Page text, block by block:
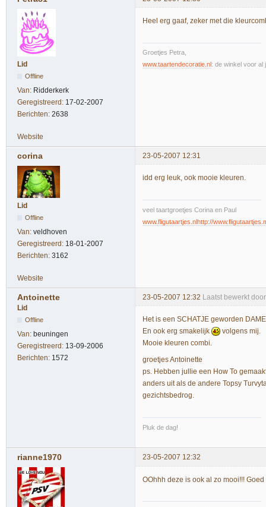
Lid
Offline
Van: Ridderkerk
Geregistreerd: 17-02-2007
Berichten: 2638
Heel erg gaaf, zeker met die
Groetjes Petra,
www.taartendecoratie.nl : de winkel voor al
Website
corina 23-05-2007 12:31
Lid
Offline
Van: veldhoven
Geregistreerd: 18-01-2007
Berichten: 3162
idd erg leuk, ook mooie kleuren.
veel taartgroetjes Corina en Paul
www.fligutaartjes.nlhttp://
Website
Antoinette 23-05-2007 12:32 Laatst bewerkt
Lid
Offline
Van: beuningen
Geregistreerd: 13-09-2006
Berichten: 1572
Het is een SCHATJE geworden
En ook erg smakelijk
volgens mij.
Mooie kleuren combi.
groetjes Antoinette
ps. Hebben jullie een How To
anders uit als de andere Topsy
gezichtsbedrog.
Pluk de dag!
rianne1970 23-05-2007 12:32
OOhhh deze is ook al zo mooi!!!